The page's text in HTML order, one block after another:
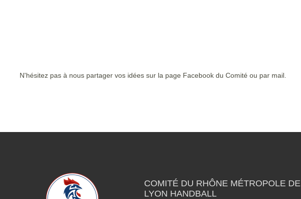
N'hésitez pas à nous partager vos idées sur la page Facebook du Comité ou par mail.
COMITÉ DU RHÔNE MÉTROPOLE DE
LYON HANDBALL